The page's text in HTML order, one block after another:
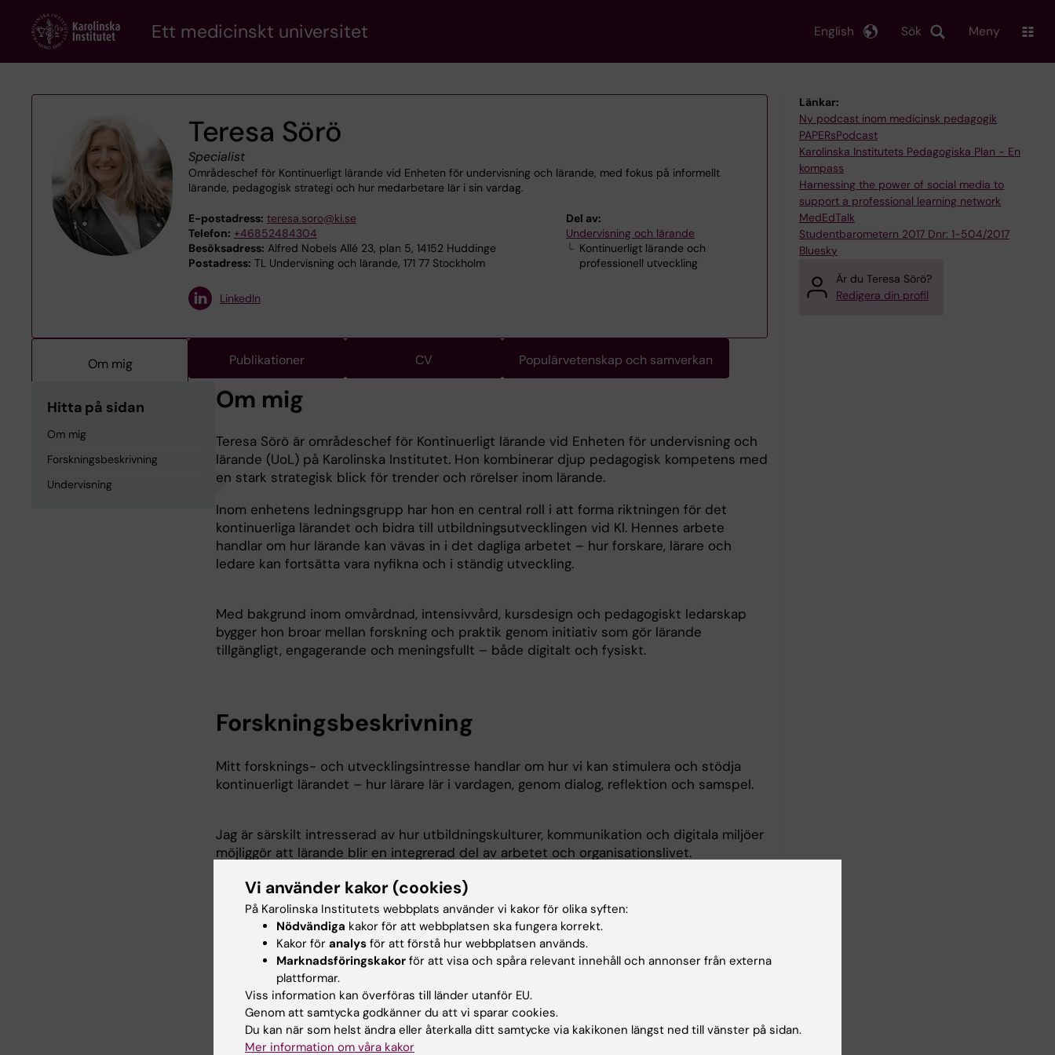
content
Ett medicinskt universitet Sök
English Meny
Teresa Sörö
Specialist
Områdeschef för Kontinuerligt lärande vid Enheten för undervisning och lärande, med fokus på informellt
lärande, pedagogisk strategi och hur medarbetare lär i sin vardag.
E-postadress: teresa.soro@ki.se
Telefon: +46852484304
Besöksadress: Alfred Nobels Allé 23, plan 5, 14152 Huddinge
Postadress: TL Undervisning och lärande, 171 77 Stockholm
Del av:
Undervisning och lärande
Kontinuerligt lärande och
professionell utveckling
LinkedIn
Om mig Publikationer CV Populärvetenskap och samverkan
Hitta på sidan
Om mig
Forskningsbeskrivning
Undervisning
Om mig
Teresa Sörö är områdeschef för Kontinuerligt lärande vid Enheten för undervisning och
lärande (UoL) på Karolinska Institutet. Hon kombinerar djup pedagogisk kompetens med
en stark strategisk blick för trender och rörelser inom lärande.
Inom enhetens ledningsgrupp har hon en central roll i att forma riktningen för det
kontinuerliga lärandet och bidra till utbildningsutvecklingen vid KI. Hennes arbete
handlar om hur lärande kan vävas in i det dagliga arbetet – hur forskare, lärare och
ledare kan fortsätta vara nyfikna och i ständig utveckling.
Med bakgrund inom omvårdnad, intensivvård, kursdesign och pedagogiskt ledarskap
bygger hon broar mellan forskning och praktik genom initiativ som gör lärande
tillgängligt, engagerande och meningsfullt – både digitalt och fysiskt.
Forskningsbeskrivning
Mitt forsknings- och utvecklingsintresse handlar om hur vi kan stimulera och stödja
kontinuerligt lärandet – hur lärare lär i vardagen, genom dialog, reflektion och samspel.
Jag är särskilt intresserad av hur utbildningskulturer, kommunikation och digitala miljöer
möjliggör att lärande blir en integrerad del av arbetet och organisationslivet.
Intresseområden:
Informellt och nätverksbaserat lärande
Lärande organisationer och utbildningskulturer
Digitala och fysiska lärmiljöer
Psykologisk trygghet och tillit i lärande
Evidensbaserad design för kontinuerligt lärande
Länkar:
Ny podcast inom medicinsk pedagogik
PAPERsPodcast
Karolinska Institutets Pedagogiska Plan - En
kompass
Harnessing the power of social media to
support a professional learning network
MedEdTalk
Studentbarometern 2017 Dnr: 1-504/2017
Bluesky
Är du Teresa Sörö?
Redigera din profil
Vi använder kakor (cookies)
På Karolinska Institutets webbplats använder vi kakor för olika syften:
Nödvändiga kakor för att webbplatsen ska fungera korrekt.
Kakor för analys för att förstå hur webbplatsen används.
Marknadsföringskakor för att visa och spåra relevant innehåll och annonser från externa
plattformar.
Viss information kan överföras till länder utanför EU.
Genom att samtycka godkänner du att vi sparar cookies.
Du kan när som helst ändra eller återkalla ditt samtycke via kakikonen längst ned till vänster på sidan.
Mer information om våra kakor